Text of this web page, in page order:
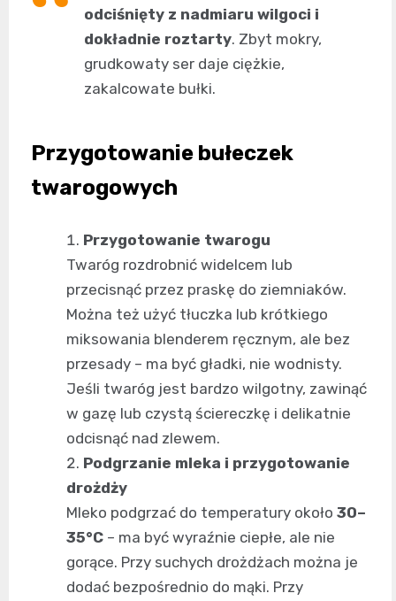
odciśnięty z nadmiaru wilgoci i
dokładnie roztarty. Zbyt mokry,
grudkowaty ser daje ciężkie,
zakalcowate bułki.
Przygotowanie bułeczek
twarogowych
Przygotowanie twarogu
Twaróg rozdrobnić widelcem lub
przecisnąć przez praskę do ziemniaków.
Można też użyć tłuczka lub krótkiego
miksowania blenderem ręcznym, ale bez
przesady – ma być gładki, nie wodnisty.
Jeśli twaróg jest bardzo wilgotny, zawinąć
w gazę lub czystą ściereczkę i delikatnie
odcisnąć nad zlewem.
Podgrzanie mleka i przygotowanie
drożdży
Mleko podgrzać do temperatury około 30–
35°C – ma być wyraźnie ciepłe, ale nie
gorące. Przy suchych drożdżach można je
dodać bezpośrednio do mąki. Przy